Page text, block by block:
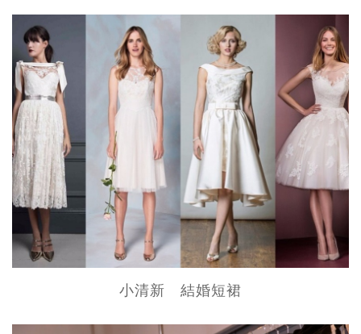
小清新 結婚短裙